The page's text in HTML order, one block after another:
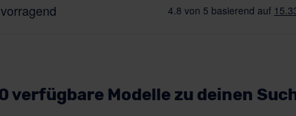
verfügbare Modelle zu deinen